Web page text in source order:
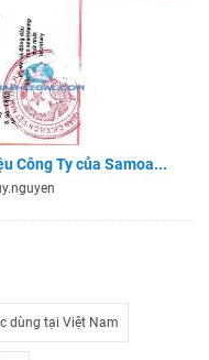
Công Ty của Samoa...
dùng tại Việt Nam